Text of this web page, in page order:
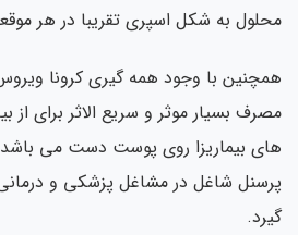
به شکل اسپری تقریبا در هر
با وجود همه گیری کرونا ویروس
بسیار موثر و سریع الاثر برای از بین
بیماریزا روی پوست دست می باشد
شاغل در مشاغل پزشکی و درمانی